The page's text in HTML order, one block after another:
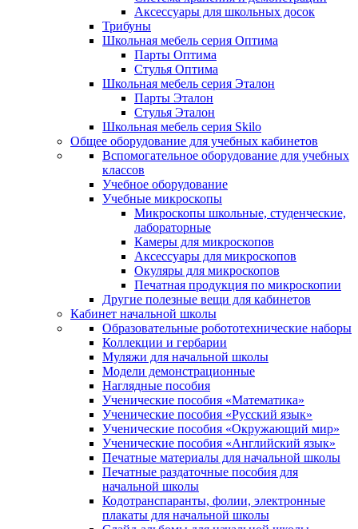
Аксессуары для школьных досок
Трибуны
Школьная мебель серия Оптима
Парты Оптима
Стулья Оптима
Школьная мебель серия Эталон
Парты Эталон
Стулья Эталон
Школьная мебель серия Skilo
Общее оборудование для учебных кабинетов
Вспомогательное оборудование для учебных
классов
Учебное оборудование
Учебные микроскопы
Микроскопы школьные, студенческие,
лабораторные
Камеры для микроскопов
Аксессуары для микроскопов
Окуляры для микроскопов
Печатная продукция по микроскопии
Другие полезные вещи для кабинетов
Кабинет начальной школы
Образовательные робототехнические наборы
Коллекции и гербарии
Муляжи для начальной школы
Модели демонстрационные
Наглядные пособия
Ученические пособия «Математика»
Ученические пособия «Русский язык»
Ученические пособия «Окружающий мир»
Ученические пособия «Английский язык»
Печатные материалы для начальной школы
Печатные раздаточные пособия для
начальной школы
Кодотранспаранты, фолии, электронные
плакаты для начальной школы